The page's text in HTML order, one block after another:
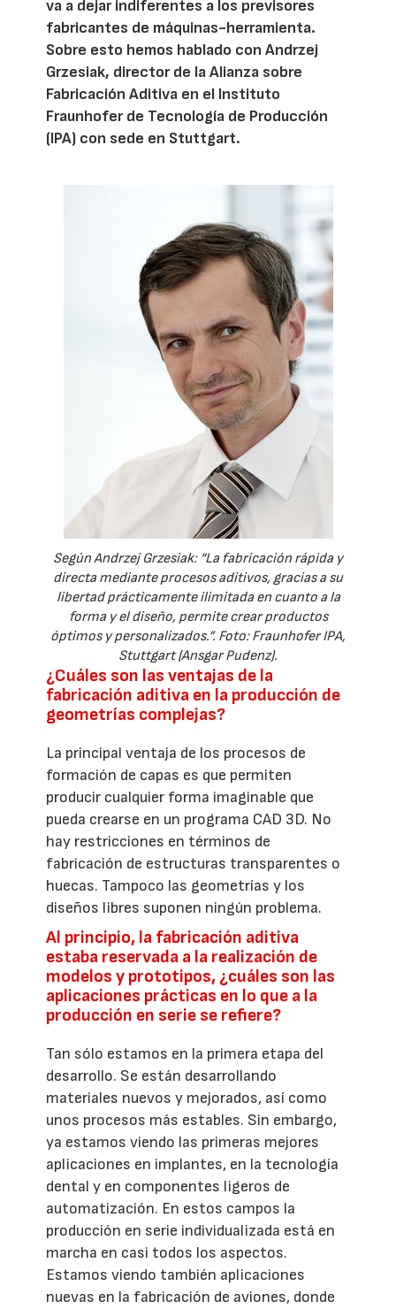
va a dejar indiferentes a los previsores
fabricantes de máquinas-herramienta.
Sobre esto hemos hablado con Andrzej
Grzesiak, director de la Alianza sobre
Fabricación Aditiva en el Instituto
Fraunhofer de Tecnología de Producción
(IPA) con sede en Stuttgart.
Según Andrzej Grzesiak: “La fabricación rápida y
directa mediante procesos aditivos, gracias a su
libertad prácticamente ilimitada en cuanto a la
forma y el diseño, permite crear productos
óptimos y personalizados.”. Foto: Fraunhofer IPA,
Stuttgart (Ansgar Pudenz).
¿Cuáles son las ventajas de la
fabricación aditiva en la producción de
geometrías complejas?
La principal ventaja de los procesos de
formación de capas es que permiten
producir cualquier forma imaginable que
pueda crearse en un programa CAD 3D. No
hay restricciones en términos de
fabricación de estructuras transparentes o
huecas. Tampoco las geometrías y los
diseños libres suponen ningún problema.
Al principio, la fabricación aditiva
estaba reservada a la realización de
modelos y prototipos, ¿cuáles son las
aplicaciones prácticas en lo que a la
producción en serie se refiere?
Tan sólo estamos en la primera etapa del
desarrollo. Se están desarrollando
materiales nuevos y mejorados, así como
unos procesos más estables. Sin embargo,
ya estamos viendo las primeras mejores
aplicaciones en implantes, en la tecnología
dental y en componentes ligeros de
automatización. En estos campos la
producción en serie individualizada está en
marcha en casi todos los aspectos.
Estamos viendo también aplicaciones
nuevas en la fabricación de aviones, donde